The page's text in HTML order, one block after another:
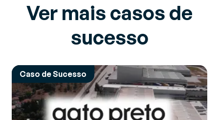
Ver mais casos de
sucesso
Caso de Sucesso